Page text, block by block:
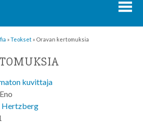
»Teokset » Oravan kertomuksia
kuvittaja
Hertzberg